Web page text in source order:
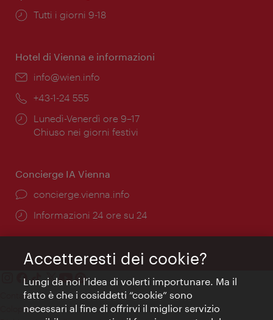
Orari
Tutti i giorni 9-18
Hotel di Vienna e informazioni
Email:
info@wien.info
Telefono:
+43-1-24 555
Orari
di
Lunedì-Venerdì ore 9–17
Chiuso nei giorni festivi
Concierge IA Vienna
Ort:
concierge.vienna.info
Öffnungszeiten:
Informazioni 24 ore su 24
Contatti
Colophon
Accetteresti dei cookie?
Lungi da noi l’idea di volerti importunare. Ma il
fatto è che i cosiddetti “cookie” sono
necessari al fine di offrirvi il miglior servizio